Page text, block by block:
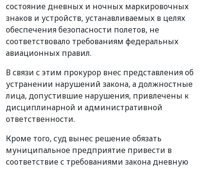
состояние дневных и ночных маркировочных
знаков и устройств, устанавливаемых в целях
обеспечения безопасности полетов, не
соответствовало требованиям федеральных
авиационных правил.
В связи с этим прокурор внес представления об
устранении нарушений закона, а должностные
лица, допустившие нарушения, привлечены к
дисциплинарной и административной
ответственности.
Кроме того, суд вынес решение обязать
муниципальное предприятие привести в
соответствие с требованиями закона дневную